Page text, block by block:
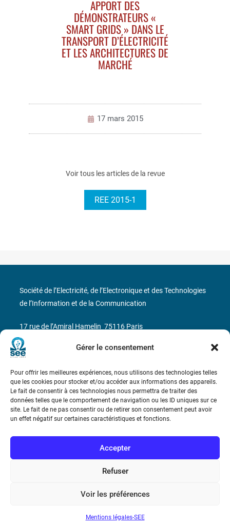
Gérer le consentement
Pour offrir les meilleures expériences, nous utilisons des technologies telles
que les cookies pour stocker et/ou accéder aux informations des appareils.
Le fait de consentir à ces technologies nous permettra de traiter des
données telles que le comportement de navigation ou les ID uniques sur ce
site. Le fait de ne pas consentir ou de retirer son consentement peut avoir
un effet négatif sur certaines caractéristiques et fonctions.
Accepter
Refuser
Voir les préférences
Mentions légales-SEE
APPORT DES
DÉMONSTRATEURS «
SMART GRIDS » DANS LE
TRANSPORT D’ÉLECTRICITÉ
ET LES ARCHITECTURES DE
MARCHÉ
17 mars 2015
Voir tous les articles de la revue
REE 2015-1
Conditions Générales de Vente
Société de l’Electricité, de l’Electronique et des Technologies
de l’Information et de la Communication
17 rue de l’Amiral Hamelin 75116 Paris
Métro : « Boissière » Ligne 6 et « Iéna » Ligne 9
Téléphone : (+33) 1 56 90 37 17
N° de SIREN : 785 393 232, Code APE : 9412Z TVA intra-
communautaire : FR44 785 393 232